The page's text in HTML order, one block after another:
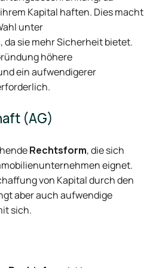
Kapital haften. Dies macht
unter
sie mehr Sicherheit bietet.
höhere
ein aufwendigerer
(AG)
Rechtsform, die sich
eignet.
von Kapital durch den
aber auch aufwendige
sich.